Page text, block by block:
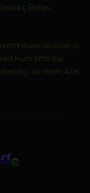
Babys,
diese Website in
Euch bitte bei
an einen Arzt